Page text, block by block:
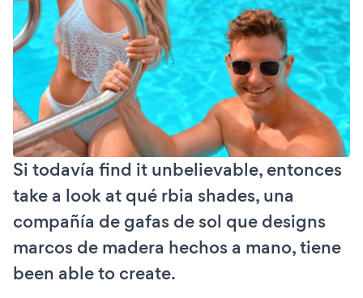
Si todavía find it unbelievable, entonces
take a look at qué rbia shades, una
compañía de gafas de sol que designs
marcos de madera hechos a mano, tiene
been able to create.